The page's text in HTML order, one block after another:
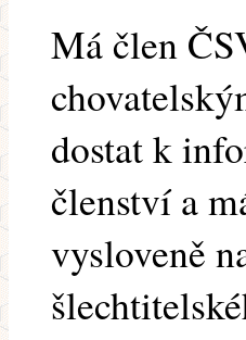
Má člen
dostat k
členství a
vysloveně